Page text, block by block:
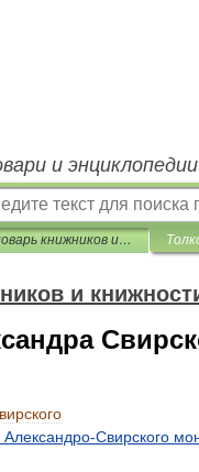
и
Словарь книжников и книжности Древней Руси
и
Александро-Свирского